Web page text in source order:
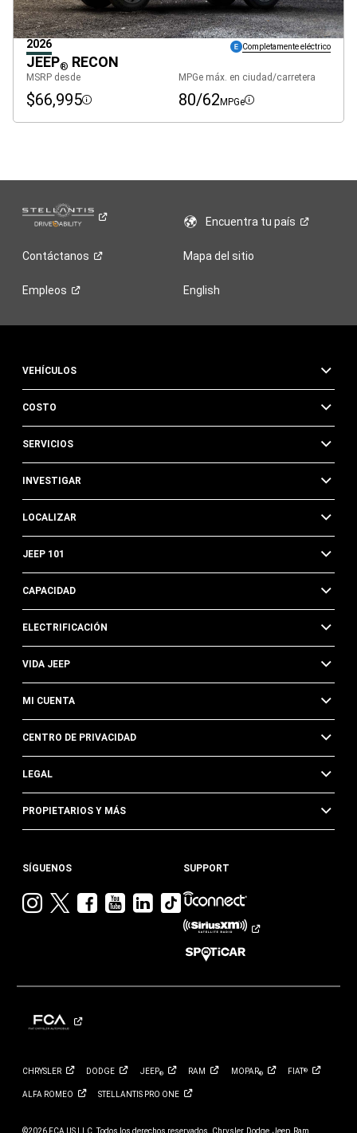
2026 Completamente eléctrico
JEEP® RECON
MSRP desde
$66,995 Disclosure
MPGe máx. en ciudad/carretera
80/62 MPGe Disclosure
Encuentra tupaís
Contáctanos Mapa del sitio
Empleos English
VEHÍCULOS
COSTO
SERVICIOS
INVESTIGAR
LOCALIZAR
JEEP 101
CAPACIDAD
ELECTRIFICACIÓN
VIDA JEEP
MI CUENTA
CENTRO DE PRIVACIDAD
LEGAL
PROPIETARIOS Y MÁS
SÍGUENOS
VisitaVisitaVisitaVisita
YouTube
Visita
Jeep
Linkedin
Visita
Jeep
en
TikTok
SUPPORT
CHRYSLER DODGE JEEP® RAM MOPAR® FIAT®
ALFA ROMEO STELLANTIS PRO ONE
©2026 FCA US LLC. Todos los derechos reservados. Chrysler, Dodge, Jeep, Ram,